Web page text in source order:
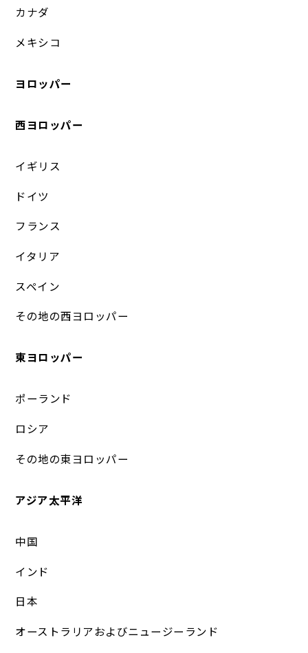
カナダ
メキシコ
ヨロッパー
西ヨロッパー
イギリス
ドイツ
フランス
イタリア
スペイン
その地の西ヨロッパー
東ヨロッパー
ポーランド
ロシア
その地の東ヨロッパー
アジア太平洋
中国
インド
日本
オーストラリアおよびニュージーランド